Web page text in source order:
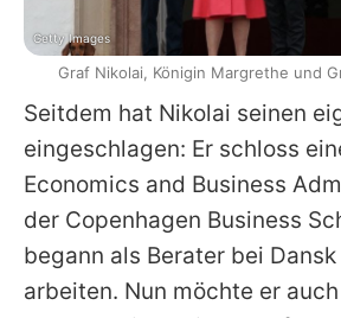
Seitdem hat Nikolai seinen
eingeschlagen: Er schloss
Economics and Business
der Copenhagen Business
begann als Berater bei
arbeiten. Nun möchte er
Getty Images
Graf Nikolai, Königin Margrethe und